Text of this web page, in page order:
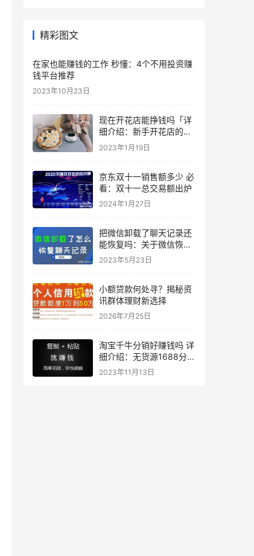
精彩图文
在家也能赚钱的工作 秒懂：4个不用投资赚
钱平台推荐
2023年10月23日
现在开花店能挣钱吗「详
细介绍：新手开花店的注
意事项」
2023年1月19日
京东双十一销售额多少 必
看：双十一总交易额出炉
2024年1月27日
把微信卸载了聊天记录还
能恢复吗：关于微信恢复
的正确姿势详述
2023年5月23日
小额贷款何处寻？揭秘资
讯群体理财新选择
2026年7月25日
淘宝千牛分销好赚钱吗 详
细介绍：无货源1688分销
教你做正规模式
2023年11月13日